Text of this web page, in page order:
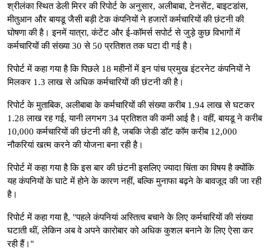
श्रीलंका स्थित डेली मिरर की रिपोर्ट के अनुसार, अलीबाबा, टेनसेंट, बाइटडांस,
मीतुआन और बायडू जैसी बड़ी टेक कंपनियों ने हजारों कर्मचारियों की छंटनी की
घोषणा की है। इनमें यात्रा, कंटेंट और ई-कॉमर्स सपोर्ट से जुड़े कुछ विभागों में
कर्मचारियों की संख्या 30 से 50 प्रतिशत तक घटा दी गई है।
रिपोर्ट में कहा गया है कि पिछले 18 महीनों में इन पांच प्रमुख इंटरनेट कंपनियों ने
मिलकर 1.3 लाख से अधिक कर्मचारियों की छंटनी की है।
रिपोर्ट के मुताबिक, अलीबाबा के कर्मचारियों की संख्या करीब 1.94 लाख से घटकर
1.28 लाख रह गई, यानी लगभग 34 प्रतिशत की कमी आई है। वहीं, बायडू ने करीब
10,000 कर्मचारियों की छंटनी की है, जबकि जेडी डॉट कॉम करीब 12,000
नौकरियां खत्म करने की योजना बना रही है।
रिपोर्ट में कहा गया है कि इस बार की छंटनी इसलिए ज्यादा चिंता का विषय है क्योंकि
यह कंपनियों के घाटे में होने के कारण नहीं, बल्कि मुनाफा बढ़ने के बावजूद की जा रही
है।
रिपोर्ट में कहा गया है, "पहले कंपनियां अस्तित्व बचाने के लिए कर्मचारियों की संख्या
घटाती थीं, लेकिन अब वे अपने कारोबार को अधिक कुशल बनाने के लिए ऐसा कर
रही हैं।"